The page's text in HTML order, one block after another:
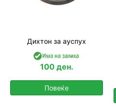
Дихтон за ауспух
100 ден.
Повеќе